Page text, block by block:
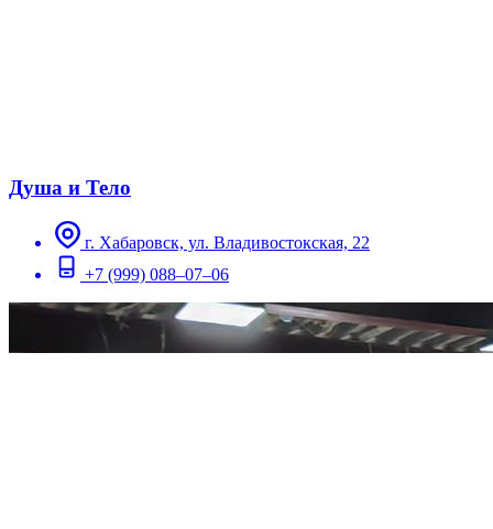
Душа и Тело
г. Хабаровск, ​ул. Владивостокская, 22
+7 (999) 088‒07‒06